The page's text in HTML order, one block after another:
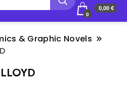
0
0,00 €
& Graphic Novels